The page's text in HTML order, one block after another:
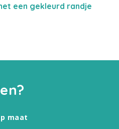
een gekleurd randje
maat